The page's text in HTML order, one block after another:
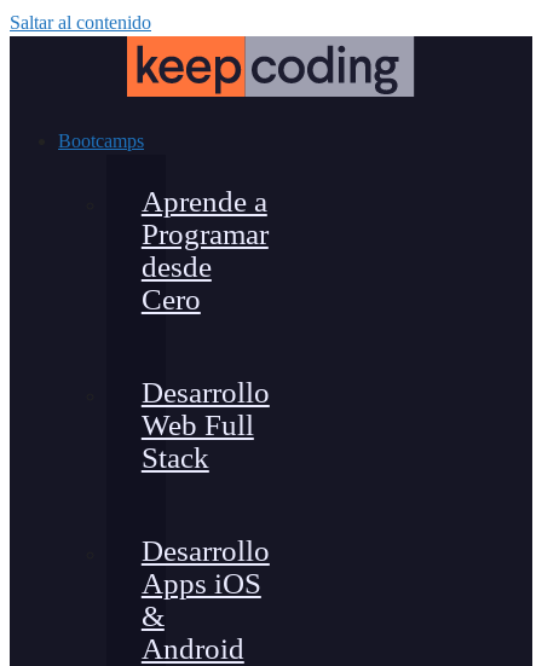
Saltar al contenido
Bootcamps
Aprende a
Programar
desde
Cero
Desarrollo
Web Full
Stack
Desarrollo
Apps iOS
&
Android